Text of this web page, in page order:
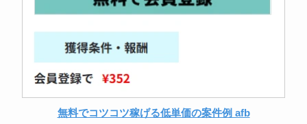
無料でコツコツ稼げる低単価の案件例 afb